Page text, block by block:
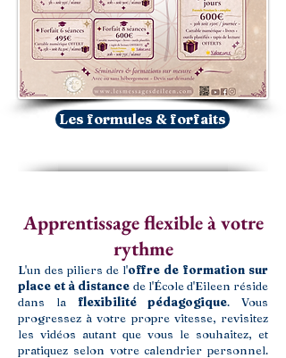
Les formules & forfaits
Apprentissage flexible à votre
rythme
L'un des piliers de l'offre de formation sur
place et à distance de l'École d'Eileen réside
dans la flexibilité pédagogique. Vous
progressez à votre propre vitesse, revisitez
les vidéos autant que vous le souhaitez, et
pratiquez selon votre calendrier personnel.